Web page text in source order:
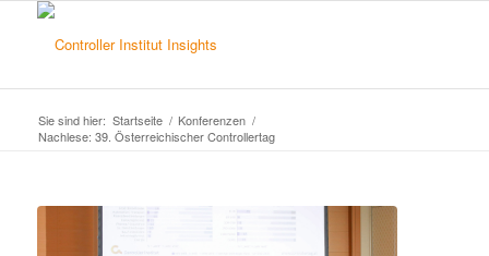
Sie sind hier: Startseite / Konferenzen /
Nachlese: 39. Österreichischer Controllertag